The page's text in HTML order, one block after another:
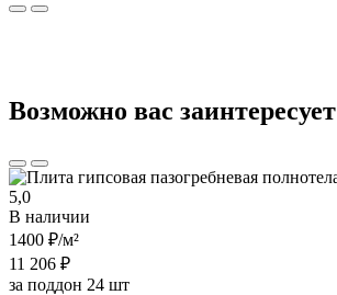
Возможно вас заинтересует
5,0
В наличии
1400 ₽/м²
11 206 ₽
за поддон 24 шт